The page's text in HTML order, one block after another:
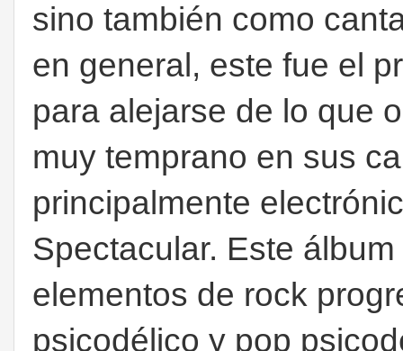
sino también como
en general, este fue el
para alejarse de lo que
muy temprano en sus
principalmente
Spectacular. Este
elementos de rock
psicodélico y pop